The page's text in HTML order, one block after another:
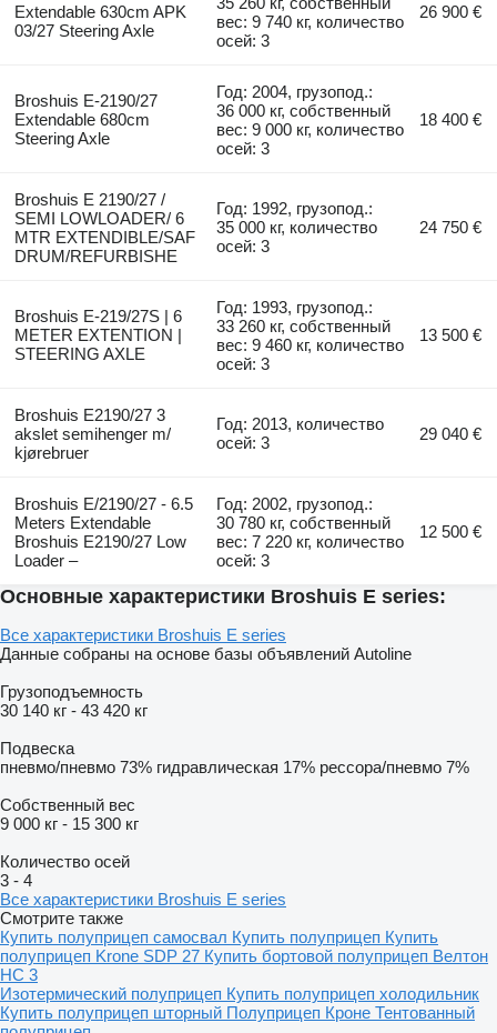
Extendable 630cm APK
03/27 Steering Axle
вес: 9 740 кг, количество
осей: 3
26 900 €
Broshuis E-2190/27
Extendable 680cm
Steering Axle
Год: 2004, грузопод.:
36 000 кг, собственный
вес: 9 000 кг, количество
осей: 3
18 400 €
Broshuis E 2190/27 /
SEMI LOWLOADER/ 6
MTR EXTENDIBLE/SAF
DRUM/REFURBISHE
Год: 1992, грузопод.:
35 000 кг, количество
осей: 3
24 750 €
Broshuis E-219/27S | 6
METER EXTENTION |
STEERING AXLE
Год: 1993, грузопод.:
33 260 кг, собственный
вес: 9 460 кг, количество
осей: 3
13 500 €
Broshuis E2190/27 3
akslet semihenger m/
kjørebruer
Год: 2013, количество
осей: 3
29 040 €
Broshuis E/2190/27 - 6.5
Meters Extendable
Broshuis E2190/27 Low
Loader –
Год: 2002, грузопод.:
30 780 кг, собственный
вес: 7 220 кг, количество
осей: 3
12 500 €
Основные характеристики Broshuis E series:
Все характеристики Broshuis E series
Данные собраны на основе базы объявлений Autoline
Грузоподъемность
30 140 кг - 43 420 кг
Подвеска
пневмо/пневмо 73% гидравлическая 17% рессора/пневмо 7%
Собственный вес
9 000 кг - 15 300 кг
Количество осей
3 - 4
Все характеристики Broshuis E series
Смотрите также
Купить полуприцеп самосвал Купить полуприцеп Купить
полуприцеп Krone SDP 27 Купить бортовой полуприцеп Велтон
НС 3
Изотермический полуприцеп Купить полуприцеп холодильник
Купить полуприцеп шторный Полуприцеп Кроне Тентованный